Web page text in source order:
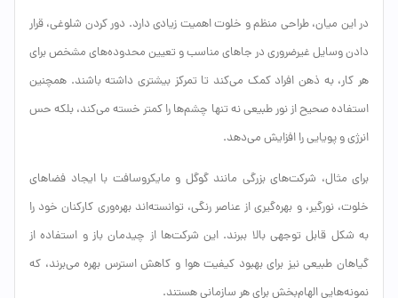
در این میان، طراحی منظم و خلوت اهمیت زیادی دارد. دور کردن شلوغی، قرار
دادن وسایل غیرضروری در جاهای مناسب و تعیین محدوده‌های مشخص برای
هر کار، به ذهن افراد کمک می‌کند تا تمرکز بیشتری داشته باشند. همچنین
استفاده صحیح از نور طبیعی نه تنها چشم‌ها را کمتر خسته می‌کند، بلکه حس
انرژی و پویایی را افزایش می‌دهد.
برای مثال، شرکت‌های بزرگی مانند گوگل و مایکروسافت با ایجاد فضاهای
خلوت، نورگیر، و بهره‌گیری از عناصر رنگی، توانسته‌اند بهره‌وری کارکنان خود را
به شکل قابل توجهی بالا ببرند. این شرکت‌ها از چیدمان باز و استفاده از
گیاهان طبیعی نیز برای بهبود کیفیت هوا و کاهش استرس بهره می‌برند، که
نمونه‌هایی الهام‌بخش برای هر سازمانی هستند.